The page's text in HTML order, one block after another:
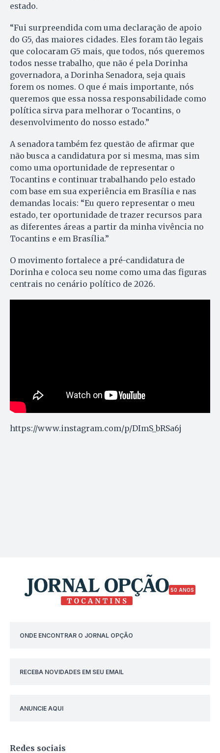
estado.
“Fui surpreendida com uma declaração de apoio
do G5, das maiores cidades. Eles foram tão legais
que colocaram G5 mais, que todos, nós queremos
todos nesse trabalho, que não é pela Dorinha
governadora, a Dorinha Senadora, seja quais
forem os nomes. O que é mais importante, nós
queremos que essa nossa responsabilidade como
política sirva para melhorar o Tocantins, o
desenvolvimento do nosso estado.”
A senadora também fez questão de afirmar que
não busca a candidatura por si mesma, mas sim
como uma oportunidade de representar o
Tocantins e continuar trabalhando pelo estado
com base em sua experiência em Brasília e nas
demandas locais: “Eu quero representar o meu
estado, ter oportunidade de trazer recursos para
as diferentes áreas a partir da minha vivência no
Tocantins e em Brasília.”
O movimento fortalece a pré-candidatura de
Dorinha e coloca seu nome como uma das figuras
centrais no cenário político de 2026.
https://www.instagram.com/p/DImS_bRSa6j
50 ANOS
ONDE ENCONTRAR O JORNAL OPÇÃO
RECEBA NOVIDADES EM SEU EMAIL
ANUNCIE AQUI
Redes sociais